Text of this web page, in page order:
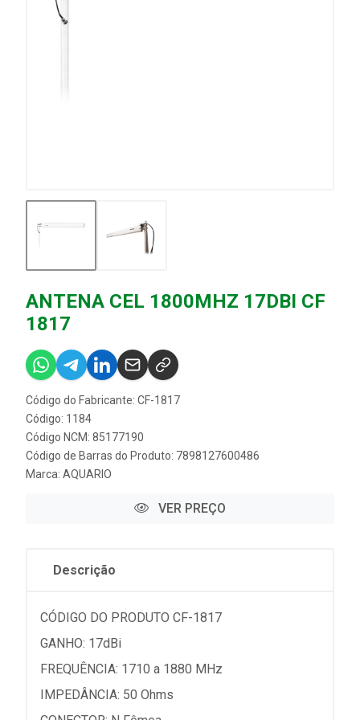
ANTENA CEL 1800MHZ 17DBI CF
1817
Código do Fabricante: CF-1817
Código: 1184
Código NCM: 85177190
Código de Barras do Produto: 7898127600486
Marca: AQUARIO
VER PREÇO
Descrição
CÓDIGO DO PRODUTO CF-1817
GANHO: 17dBi
FREQUÊNCIA: 1710 a 1880 MHz
IMPEDÂNCIA: 50 Ohms